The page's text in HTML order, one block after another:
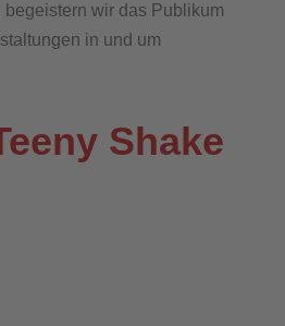
wir das Publikum
in und um
Shake